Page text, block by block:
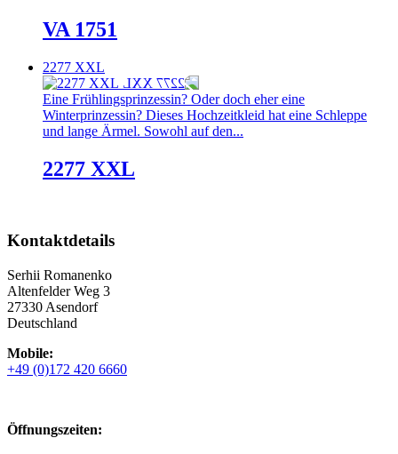
VA 1751
2277 XXL
Eine Frühlingsprinzessin? Oder doch eher eine
Winterprinzessin? Dieses Hochzeitkleid hat eine Schleppe
und lange Ärmel. Sowohl auf den...
2277 XXL
Kontaktdetails
Serhii Romanenko
Altenfelder Weg 3
27330 Asendorf
Deutschland
Mobile:
+49 (0)172 420 6660
Öffnungszeiten: